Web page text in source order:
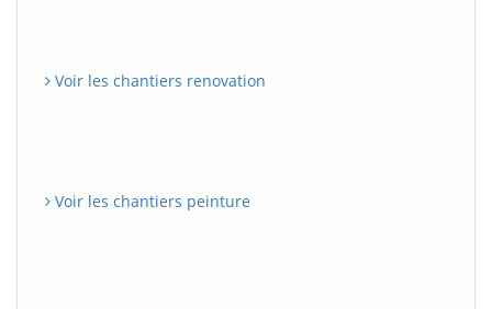
Voir les chantiers renovation
Voir les chantiers peinture